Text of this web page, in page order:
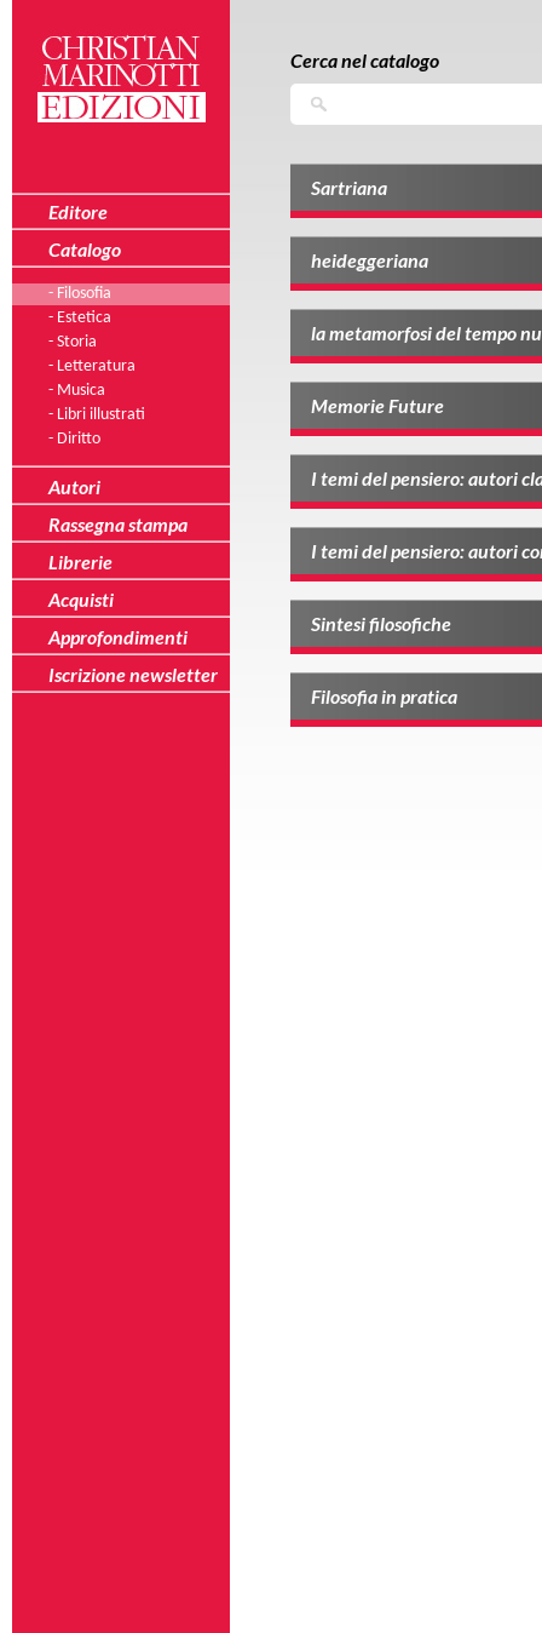
Cerca nel catalogo
Cerca
Sartriana
heideggeriana
la metamorfosi del tempo
Memorie Future
I temi del pensiero: autori
I temi del pensiero: autori
Sintesi filosofiche
Filosofia in pratica
Editore
Catalogo
- Filosofia
- Estetica
- Storia
- Letteratura
- Musica
- Libri illustrati
- Diritto
Autori
Rassegna stampa
Librerie
Acquisti
Approfondimenti
Iscrizione newsletter